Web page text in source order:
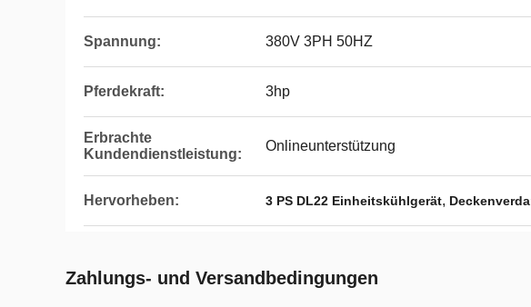
Spannung: 380V 3PH 50HZ
Pferdekraft: 3hp
Erbrachte
Kundendienstleistung:
Onlineunterstützung
Hervorheben: 3 PS DL22 Einheitskühlgerät,
Zahlungs- und Versandbedingungen